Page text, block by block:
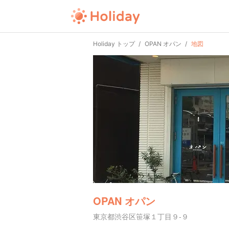
Holiday トップ OPAN オパン 地図
OPAN オパン
東京都渋谷区笹塚１丁目９-９